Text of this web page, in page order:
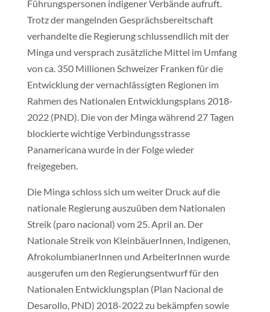
Führungspersonen indigener Verbände aufruft.
Trotz der mangelnden Gesprächsbereitschaft
verhandelte die Regierung schlussendlich mit der
Minga und versprach zusätzliche Mittel im Umfang
von ca. 350 Millionen Schweizer Franken für die
Entwicklung der vernachlässigten Regionen im
Rahmen des Nationalen Entwicklungsplans 2018-
2022 (PND). Die von der Minga während 27 Tagen
blockierte wichtige Verbindungsstrasse
Panamericana wurde in der Folge wieder
freigegeben.
Die Minga schloss sich um weiter Druck auf die
nationale Regierung auszuüben dem Nationalen
Streik (paro nacional) vom 25. April an. Der
Nationale Streik von KleinbäuerInnen, Indigenen,
AfrokolumbianerInnen und ArbeiterInnen wurde
ausgerufen um den Regierungsentwurf für den
Nationalen Entwicklungsplan (Plan Nacional de
Desarollo, PND) 2018-2022 zu bekämpfen sowie